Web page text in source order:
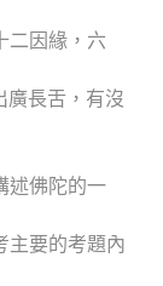
二因緣，六
廣長舌，有沒
述佛陀的一
主要的考題內